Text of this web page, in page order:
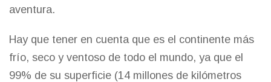
aventura.
Hay que tener en cuenta que es el continente más
frío, seco y ventoso de todo el mundo, ya que el
99% de su superficie (14 millones de kilómetros